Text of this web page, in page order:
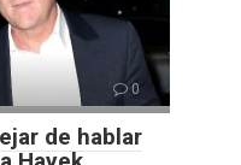
0
de hablar